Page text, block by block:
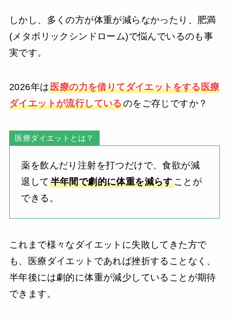
しかし、多くの方が体重が減らなかったり、肥満
(メタボリックシンドローム)で悩んでいるのも事
実です。
2026年は医療の力を借りてダイエットをする医療
ダイエットが流行しているのをご存じですか？
医療ダイエットとは？
薬を飲んだり注射を打つだけで、食欲が減
退して 半年間で劇的に体重を減らすことが
できる。
これまで様々なダイエットに失敗してきた方で
も、医療ダイエットであれば挫折することなく、
半年後には劇的に体重が減少していることが期待
できます。